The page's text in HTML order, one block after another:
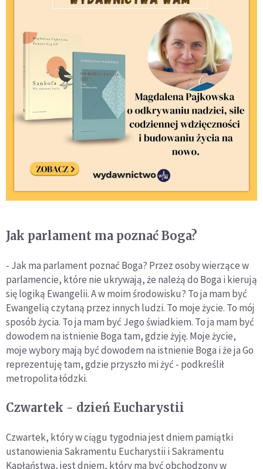
Jak parlament ma poznać Boga?
- Jak ma parlament poznać Boga? Przez osoby wierzące w
parlamencie, które nie ukrywają, że należą do Boga i kierują
się logiką Ewangelii. A w moim środowisku? To ja mam być
Ewangelią czytaną przez innych ludzi. To moje życie. To mój
sposób życia. To ja mam być Jego świadkiem. To ja mam być
dowodem na istnienie Boga tam, gdzie żyję. Moje życie,
moje wybory mają być dowodem na istnienie Boga i że ja Go
reprezentuję tam, gdzie przyszło mi żyć - podkreślił
metropolita łódzki.
Czwartek - dzień Eucharystii
Czwartek, który w ciągu tygodnia jest dniem pamiątki
ustanowienia Sakramentu Eucharystii i Sakramentu
Kapłaństwa, jest dniem, który ma być obchodzony w